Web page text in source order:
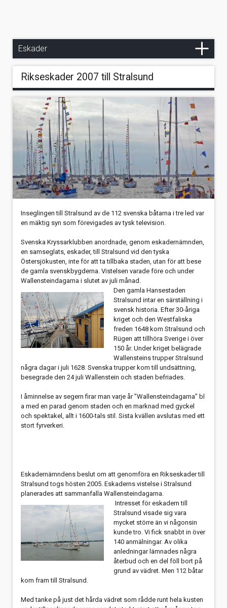
EskaderKanalbåtseskader i England - 2024
Eskadersegling i Grenadinerna - 2018
Eskader i Venedig - 2013
Kontakt
Rikseskader 2007 till Stralsund
Inseglingen till Stralsund av de 112 svenska båtarna i tre led var
en mäktig syn som förevigades av tysk television.
Svenska Kryssarklubben anordnade, genom eskadernämnden,
en samseglats, eskader, till Stralsund vid den tyska
Östersjökusten, inte för att ta tillbaka staden, utan för att bese
de gamla svenskbygderna. Vistelsen varade före och under
Wallensteindagarna i slutet av juli månad.
Den gamla Hansestaden
Stralsund intar en särställning i
svensk historia. Efter 30-åriga
kriget och den Westfaliska
freden 1648 kom Stralsund och
Rügen att tillhöra Sverige i över
150 år. Under kriget belägrade
Wallensteins trupper Stralsund
några dagar i juli 1628. Svenska trupper kom till undsättning,
besegrade den 24 juli Wallenstein och staden befriades.
I åminnelse av segern firar man varje år ”Wallensteindagarna” bl
a med en parad genom staden och en marknad med gyckel
och spektakel, allt i 1600-tals stil. Sista kvällen avslutas med ett
stort fyrverkeri.
Eskadernämndens beslut om att genomföra en Rikseskader till
Stralsund togs hösten 2005. Eskaderns vistelse i Stralsund
planerades att sammanfalla Wallensteindagarna.
Intresset för eskadern till
Stralsund visade sig vara
mycket större än vi någonsin
kunde tro. Vi fick snabbt in över
140 anmälningar. Av olika
anledningar lämnades några
återbud och en del föll bort på
grund av vädret. Men 112 båtar
kom fram till Stralsund.
Med tanke på just det hårda vädret som rådde runt hela kusten